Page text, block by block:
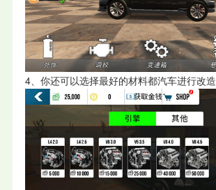
4、你还可以选择最好的材料都汽车进行改造